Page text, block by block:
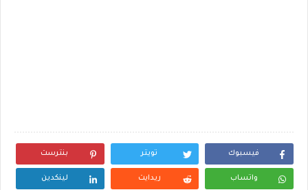
فيسبوك تويتر بنترست
واتساب ريدايت لينكدين